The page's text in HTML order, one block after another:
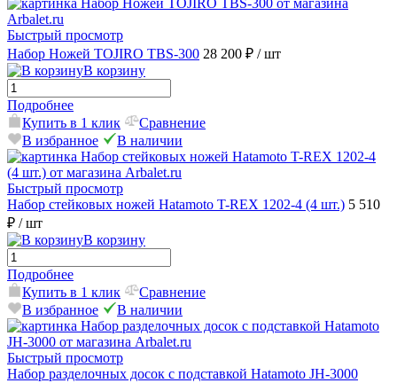
Быстрый просмотр
Набор Ножей TOJIRO TBS-300 28 200 ₽ / шт
В корзину
Подробнее
Купить в 1 клик
Сравнение
В избранное
В наличии
Быстрый просмотр
Набор стейковых ножей Hatamoto T-REX 1202-4 (4 шт.) 5 510
₽ / шт
В корзину
Подробнее
Купить в 1 клик
Сравнение
В избранное
В наличии
Быстрый просмотр
Набор разделочных досок с подставкой Hatamoto JH-3000